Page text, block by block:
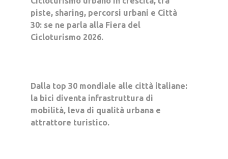
piste, sharing, percorsi urbani e Città
30: se ne parla alla Fiera del
Cicloturismo 2026.
Dalla top 30 mondiale alle città italiane:
la bici diventa infrastruttura di
mobilità, leva di qualità urbana e
attrattore turistico.